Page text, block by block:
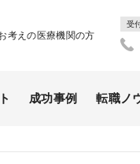
考えの医療機関の方
受
成功事例 転職ノ